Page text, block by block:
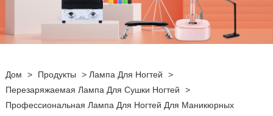
Дом > Продукты > Лампа Для Ногтей
>
Перезаряжаемая Лампа Для Сушки Ногтей
>
Профессиональная Лампа Для Ногтей Для Маникюрных